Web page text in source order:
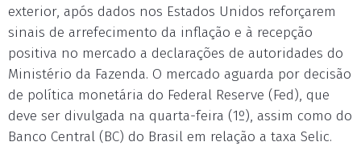
exterior, após dados nos Estados Unidos reforçarem
sinais de arrefecimento da inflação e à recepção
positiva no mercado a declarações de autoridades do
Ministério da Fazenda. O mercado aguarda por decisão
de política monetária do Federal Reserve (Fed), que
deve ser divulgada na quarta-feira (1º), assim como do
Banco Central (BC) do Brasil em relação a taxa Selic.